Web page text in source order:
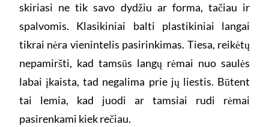
skiriasi ne tik savo dydžiu ar forma, tačiau ir
spalvomis. Klasikiniai balti plastikiniai langai
tikrai nėra vienintelis pasirinkimas. Tiesa, reikėtų
nepamiršti, kad tamsūs langų rėmai nuo saulės
labai įkaista, tad negalima prie jų liestis. Būtent
tai lemia, kad juodi ar tamsiai rudi rėmai
pasirenkami kiek rečiau.